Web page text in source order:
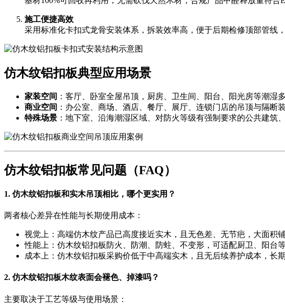
施工便捷高效
采用标准化卡扣式龙骨安装体系，拆装效率高，便于后期检修顶部管线
仿木纹铝扣板典型应用场景
家装空间 ：客厅、卧室全屋吊顶，厨房、卫生间、阳台、阳光房等潮湿
商业空间 ：办公室、商场、酒店、餐厅、展厅、连锁门店的吊顶与隔断
特殊场景 ：地下室、沿海潮湿区域、对防火等级有强制要求的公共建筑
仿木纹铝扣板常见问题（FAQ）
1. 仿木纹铝扣板和实木吊顶相比，哪个更实用？
两者核心差异在性能与长期使用成本：
视觉上：高端仿木纹产品已高度接近实木，且无色差、无节疤，大面积
性能上：仿木纹铝扣板防火、防潮、防蛀、不变形，可适配厨卫、阳台
成本上：仿木纹铝扣板采购价低于中高端实木，且无后续养护成本，长
2. 仿木纹铝扣板木纹表面会褪色、掉漆吗？
主要取决于工艺等级与使用场景：